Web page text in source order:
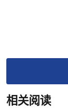
相关阅读